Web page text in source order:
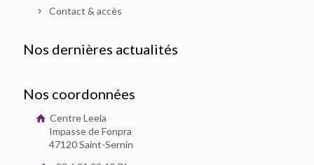
Contact & accès
Nos dernières actualités
Nos coordonnées
Centre Leela
Impasse de Fonpra
47120 Saint-Sernin